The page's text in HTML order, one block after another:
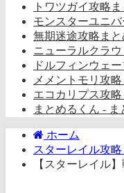
トワツガイ攻略
モンスターユニ
無期迷途攻略まと
ニューラルクラ
ドルフィンウェ
メメントモリ攻
エコカリプス攻
まとめるくん -
ホーム
スターレイル攻
【スターレイル